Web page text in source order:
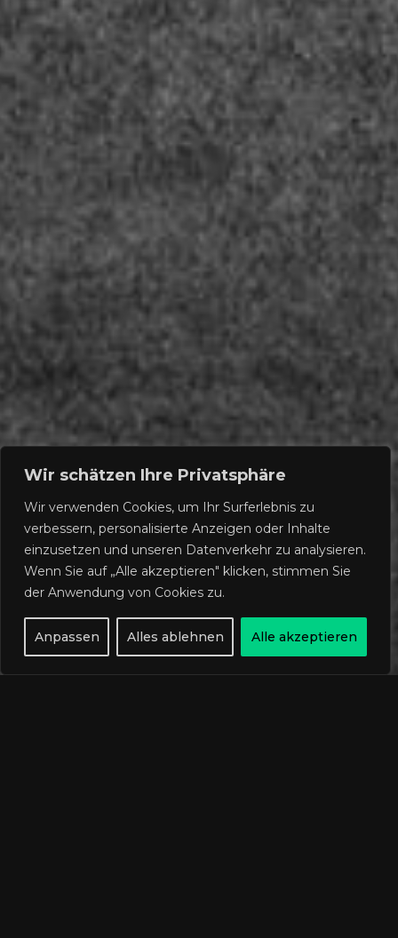
Wir schätzen Ihre Privatsphäre
Wir verwenden Cookies, um Ihr Surferlebnis zu
verbessern, personalisierte Anzeigen oder Inhalte
einzusetzen und unseren Datenverkehr zu analysieren.
Wenn Sie auf „Alle akzeptieren" klicken, stimmen Sie
der Anwendung von Cookies zu.
Anpassen Alles ablehnen Alle akzeptieren